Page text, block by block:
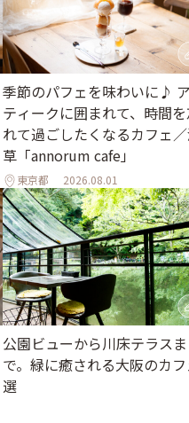
季節のパフェを味わいに♪
ティークに囲まれて、時間
れて過ごしたくなるカフェ
草「annorum cafe」
東京都 2026.08.01
公園ビューから川床テラスま
で。緑に癒される大阪のカ
選